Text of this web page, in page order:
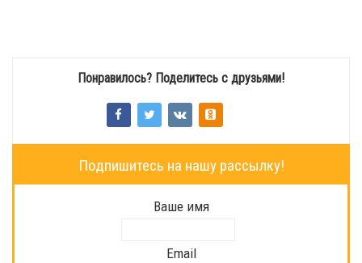
Понравилось? Поделитесь с друзьями!
Подпишитесь на нашу рассылку!
Ваше имя
Email